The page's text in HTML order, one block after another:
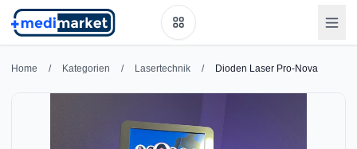
Home / Kategorien / Lasertechnik / Dioden Laser Pro-Nova